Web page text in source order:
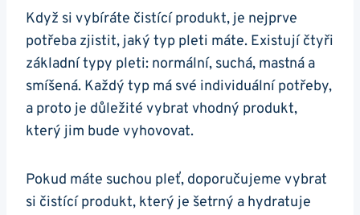
Když si vybíráte‌ čistící produkt, je ​nejprve
potřeba zjistit, jaký typ⁤ pleti máte. Existují ⁤čtyři
základní ‍typy pleti:‍ normální, suchá, mastná ⁤a‍
smíšená. Každý‌ typ ​má své individuální potřeby,
a ⁤proto je důležité vybrat vhodný⁢ produkt,
‍který jim bude vyhovovat.
Pokud máte ​suchou pleť, doporučujeme vybrat
si čistící produkt, který je ⁣šetrný a⁢ hydratuje